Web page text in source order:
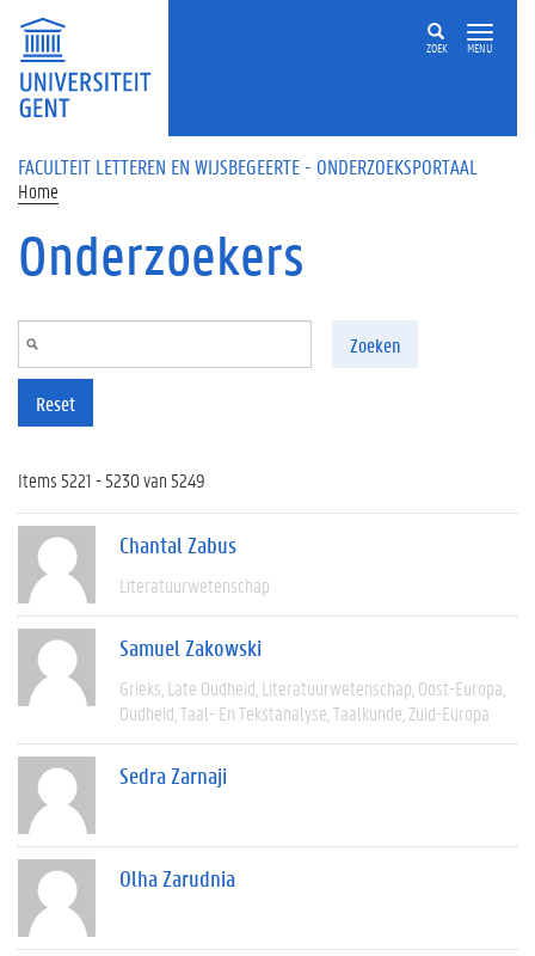
Overslaan en naar de inhoud gaan
ZOEK MENU
FACULTEIT LETTEREN EN WIJSBEGEERTE - ONDERZOEKSPORTAAL
Home
Onderzoekers
Zoeken
Reset
Items 5221 - 5230 van 5249
Chantal Zabus
Literatuurwetenschap
Samuel Zakowski
Grieks Late Oudheid Literatuurwetenschap Oost-Europa
Oudheid Taal- En Tekstanalyse Taalkunde Zuid-Europa
Sedra Zarnaji
Olha Zarudnia